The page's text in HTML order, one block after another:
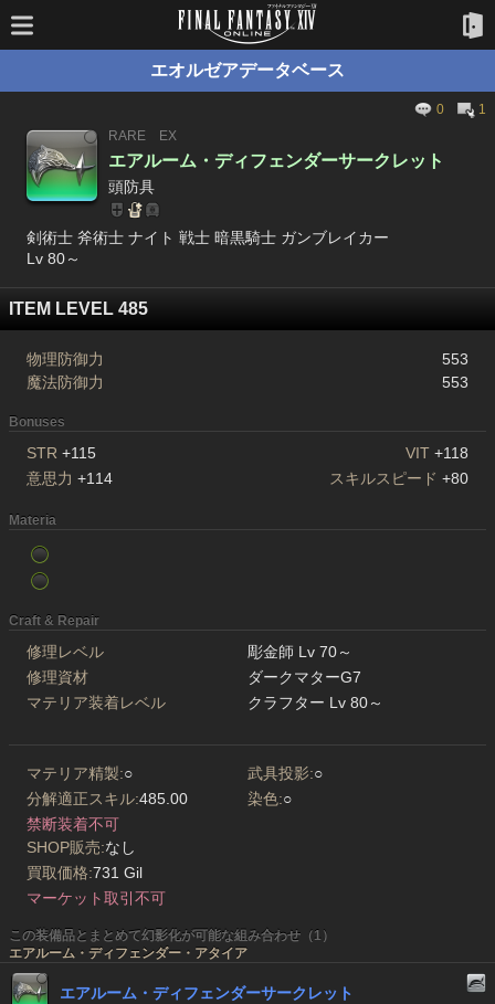
エオルゼアデータベース
0
1
RARE
EX
エアルーム・ディフェンダーサークレット
頭防具
剣術士 斧術士 ナイト 戦士 暗黒騎士 ガンブレイカー
Lv 80～
ITEM LEVEL 485
物理防御力
553
魔法防御力
553
Bonuses
STR +115 VIT +118
意思力 +114 スキルスピード +80
Materia
Craft & Repair
修理レベル
彫金師 Lv 70～
修理資材
ダークマターG7
マテリア装着レベル
クラフター Lv 80～
マテリア精製:○ 武具投影:○
分解適正スキル:485.00 染色:○
禁断装着不可
SHOP販売:なし
買取価格:731 Gil
マーケット取引不可
この装備品とまとめて幻影化が可能な組み合わせ（1）
エアルーム・ディフェンダー・アタイア
エアルーム・ディフェンダーサークレット